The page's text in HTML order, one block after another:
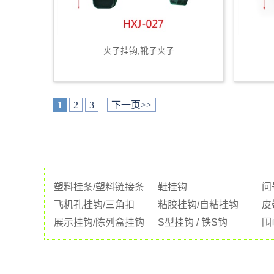
夹子挂钩,靴子夹子
1 2 3 下一页>>
塑料挂条/塑料链接条 鞋挂钩
问
飞机孔挂钩/三角扣
粘胶挂钩/自粘挂钩
皮
展示挂钩/陈列盒挂钩
S型挂钩 / 铁S钩